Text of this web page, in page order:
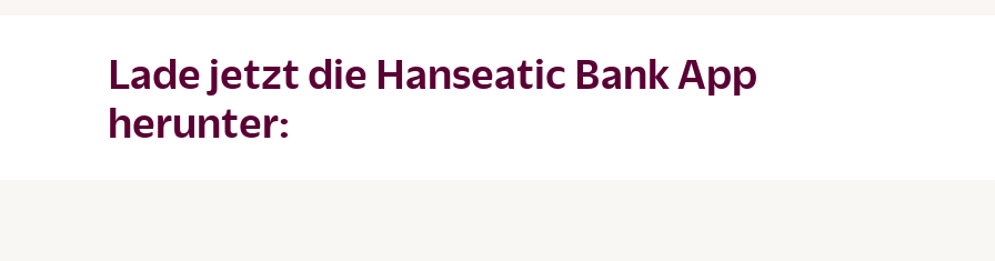
Lade jetzt die Hanseatic Bank App
herunter: